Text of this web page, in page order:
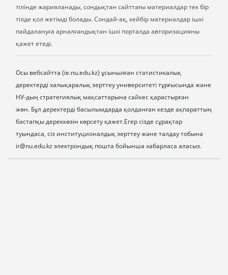
тілінде жарияланады, сондықтан сайттағы материалдар тек бір
тілде қол жетімді болады. Сондай-ақ, кейбір материалдар ішкі
пайдалануға арналғандықтан ішкі порталда авторизацияны
қажет етеді.
Осы вебсайтта (ie.nu.edu.kz) ұсынылған статистикалық
деректерді халықаралық зерттеу университеті тұрғысында және
НУ-дың стратегиялық мақсаттарына сәйкес қарастырған
жөн. Бұл деректерді басылымдарда қолданған кезде ақпараттың
бастапқы дереккөзін көрсету қажет.Егер сізде сұрақтар
туындаса, сіз институционалдық зерттеу және талдау тобына
ir@nu.edu.kz электрондық пошта бойынша хабарласа аласыз.